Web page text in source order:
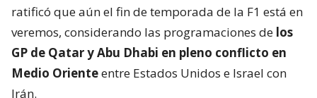
ratificó que aún el fin de temporada de la F1 está en
veremos, considerando las programaciones de los
GP de Qatar y Abu Dhabi en pleno conflicto en
Medio Orienteentre Estados Unidos e Israel con
Irán.